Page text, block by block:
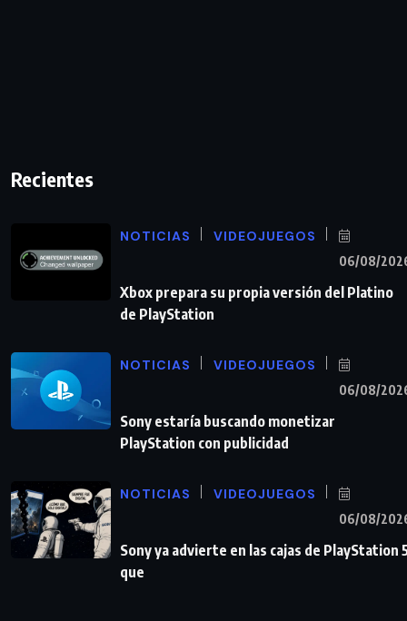
Recientes
NOTICIAS VIDEOJUEGOS
06/08/
Xbox prepara su propia versión del Platino
de PlayStation
NOTICIAS VIDEOJUEGOS
06/08/
Sony estaría buscando monetizar
PlayStation con publicidad
NOTICIAS VIDEOJUEGOS
06/08/
Sony ya advierte en las cajas de PlayStation
que